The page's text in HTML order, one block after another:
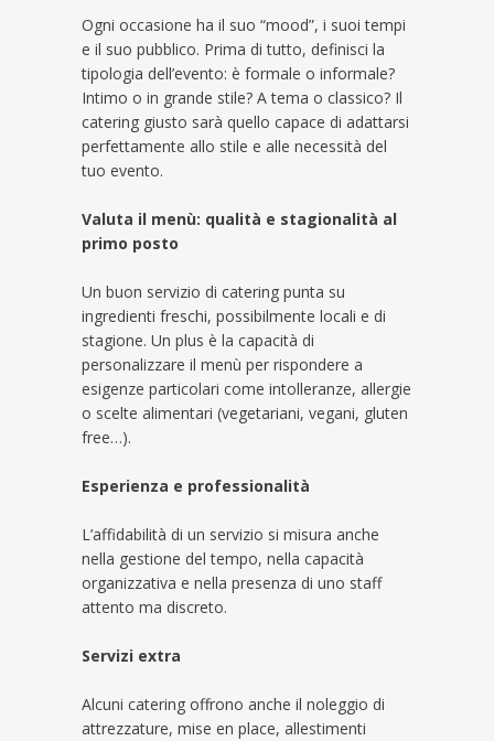
Ogni occasione ha il suo “mood”, i suoi tempi
e il suo pubblico. Prima di tutto, definisci la
tipologia dell’evento: è formale o informale?
Intimo o in grande stile? A tema o classico? Il
catering giusto sarà quello capace di adattarsi
perfettamente allo stile e alle necessità del
tuo evento.
Valuta il menù: qualità e stagionalità al
primo posto
Un buon servizio di catering punta su
ingredienti freschi, possibilmente locali e di
stagione. Un plus è la capacità di
personalizzare il menù per rispondere a
esigenze particolari come intolleranze, allergie
o scelte alimentari (vegetariani, vegani, gluten
free…).
Esperienza e professionalità
L’affidabilità di un servizio si misura anche
nella gestione del tempo, nella capacità
organizzativa e nella presenza di uno staff
attento ma discreto.
Servizi extra
Alcuni catering offrono anche il noleggio di
attrezzature, mise en place, allestimenti